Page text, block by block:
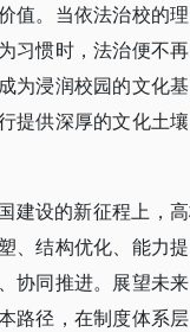
值。当依法治校的
习惯时，法治便不
为浸润校园的文化
提供深厚的文化土
建设的新征程上，
、结构优化、能力
协同推进。展望未
路径，在制度体系